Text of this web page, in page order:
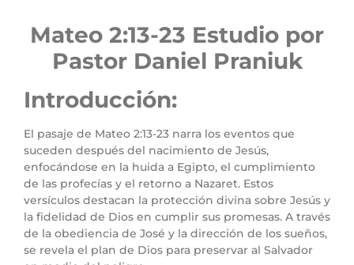
Mateo 2:13-23 Estudio por
Pastor Daniel Praniuk
Introducción:
El pasaje de Mateo 2:13-23 narra los eventos que
suceden después del nacimiento de Jesús,
enfocándose en la huida a Egipto, el cumplimiento
de las profecías y el retorno a Nazaret. Estos
versículos destacan la protección divina sobre Jesús y
la fidelidad de Dios en cumplir sus promesas. A través
de la obediencia de José y la dirección de los sueños,
se revela el plan de Dios para preservar al Salvador